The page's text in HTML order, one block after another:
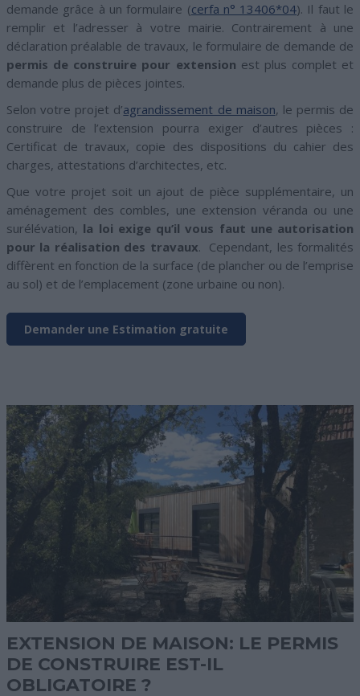
demande grâce à un formulaire (cerfa n° 13406*04). Il faut le
remplir et l’adresser à votre mairie. Contrairement à une
déclaration préalable de travaux, le formulaire de demande de
permis de construire pour extension est plus complet et
demande plus de pièces jointes.
Selon votre projet d’agrandissement de maison, le permis de
construire de l’extension pourra exiger d’autres pièces :
Certificat de travaux, copie des dispositions du cahier des
charges, attestations d’architectes, etc.
Que votre projet soit un ajout de pièce supplémentaire, un
aménagement des combles, une extension véranda ou une
surélévation, la loi exige qu’il vous faut une autorisation
pour la réalisation des travaux. Cependant, les formalités
diffèrent en fonction de la surface (de plancher ou de l’emprise
au sol) et de l’emplacement (zone urbaine ou non).
Demander une Estimation gratuite
EXTENSION DE MAISON: LE PERMIS
DE CONSTRUIRE EST-IL
OBLIGATOIRE ?